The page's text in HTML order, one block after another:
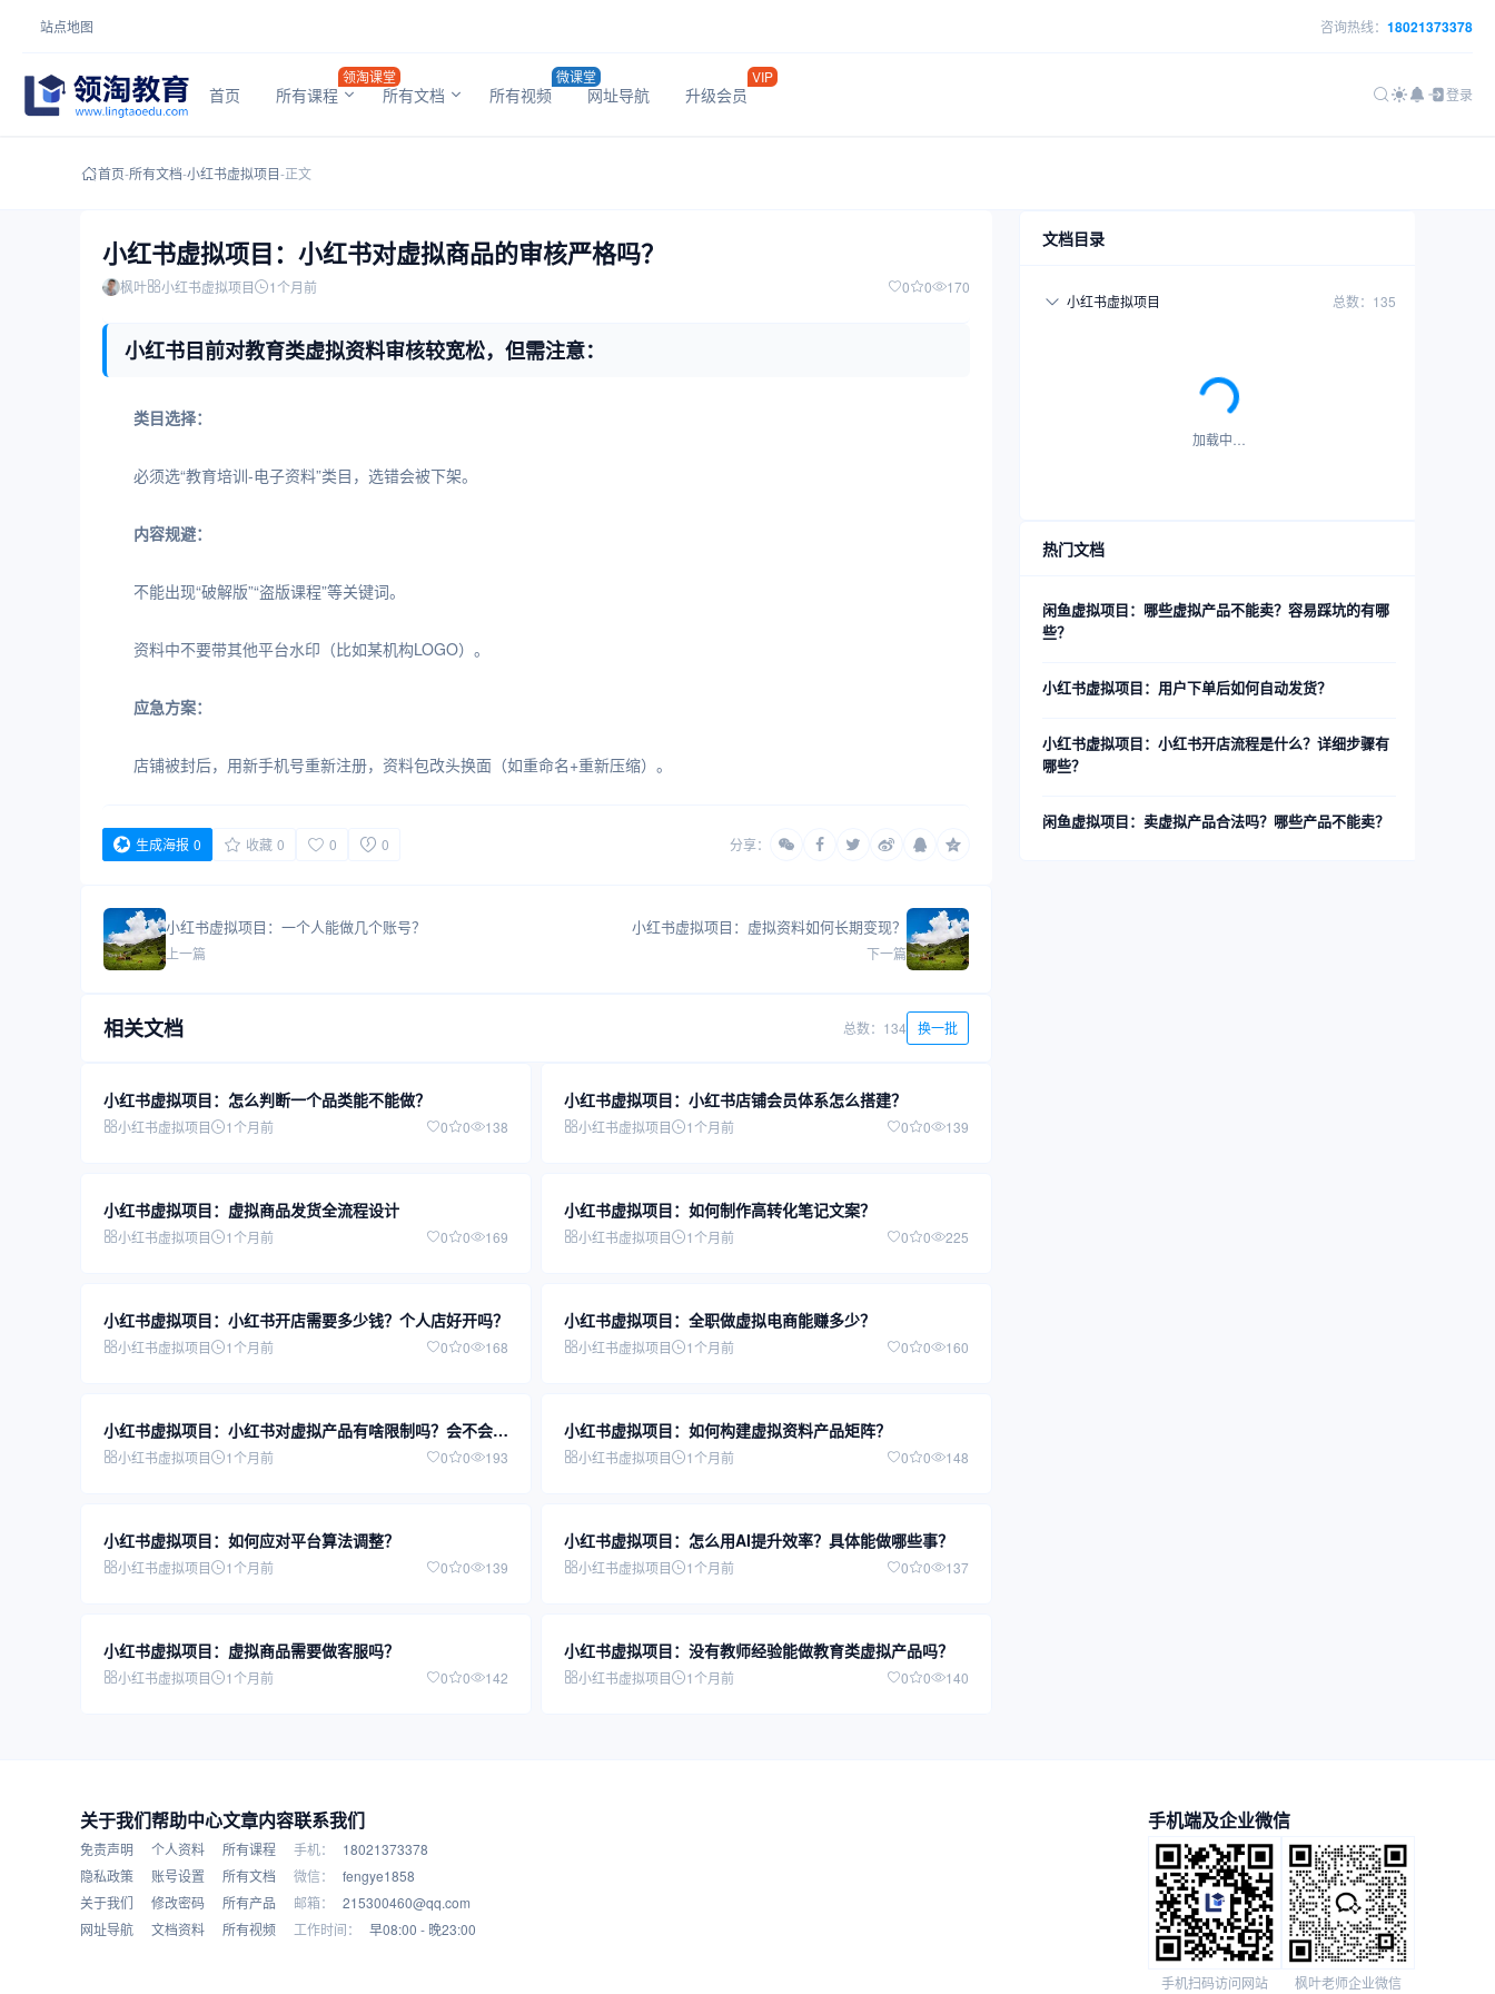
站点地图 咨询热线： 18021373378
首页 所有课程
领淘课堂
所有文档 所有视频
微课堂
网址导航 升级会员
VIP
登录
首页-所有文档-小红书虚拟项目-正文
小红书虚拟项目：小红书对虚拟商品的审核严格吗？
枫叶 小红书虚拟项目 1个月前 0 0 170
小红书目前对教育类虚拟资料审核较宽松，但需注意：
类目选择：
必须选“教育培训-电子资料”类目，选错会被下架。
内容规避：
不能出现“破解版”“盗版课程”等关键词。
资料中不要带其他平台水印（比如某机构LOGO）。
应急方案：
店铺被封后，用新手机号重新注册，资料包改头换面（如重命名+重新压缩）。
生成海报 0 收藏 0 0 0 分享：
小红书虚拟项目：一个人能做几个账号？
上一篇
小红书虚拟项目：虚拟资料如何长期变现？
下一篇
相关文档 总数：134 换一批
小红书虚拟项目：怎么判断一个品类能不能做？
小红书虚拟项目 1个月前 0 0 138
小红书虚拟项目：小红书店铺会员体系怎么搭建？
小红书虚拟项目 1个月前 0 0 139
小红书虚拟项目：虚拟商品发货全流程设计
小红书虚拟项目 1个月前 0 0 169
小红书虚拟项目：如何制作高转化笔记文案？
小红书虚拟项目 1个月前 0 0 225
小红书虚拟项目：小红书开店需要多少钱？个人店好开吗？
小红书虚拟项目 1个月前 0 0 168
小红书虚拟项目：全职做虚拟电商能赚多少？
小红书虚拟项目 1个月前 0 0 160
小红书虚拟项目：小红书对虚拟产品有啥限制吗？会不会违
规？小红书虚拟项目 1个月前 0 0 193
小红书虚拟项目：如何构建虚拟资料产品矩阵？
小红书虚拟项目 1个月前 0 0 148
小红书虚拟项目：如何应对平台算法调整？
小红书虚拟项目 1个月前 0 0 139
小红书虚拟项目：怎么用AI提升效率？具体能做哪些事？
小红书虚拟项目 1个月前 0 0 137
小红书虚拟项目：虚拟商品需要做客服吗？
小红书虚拟项目 1个月前 0 0 142
小红书虚拟项目：没有教师经验能做教育类虚拟产品吗？
小红书虚拟项目 1个月前 0 0 140
文档目录
小红书虚拟项目 总数：135
加载中…
热门文档
闲鱼虚拟项目：哪些虚拟产品不能卖？容易踩坑的有哪
些？
小红书虚拟项目：用户下单后如何自动发货？
小红书虚拟项目：小红书开店流程是什么？详细步骤有
哪些？
闲鱼虚拟项目：卖虚拟产品合法吗？哪些产品不能卖？
关于我们
免责声明
隐私政策
关于我们
网址导航
帮助中心
个人资料
账号设置
修改密码
文档资料
文章内容
所有课程
所有文档
所有产品
所有视频
联系我们
手机：
18021373378
微信：
fengye1858
邮箱：
215300460@qq.com
工作时间：
早08:00 - 晚23:00
手机端及企业微信
手机扫码访问网站 枫叶老师企业微信